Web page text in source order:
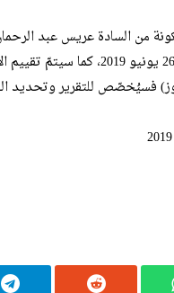
من السادة عريس عبد
البرطيع، و علي فراوي وأوبيز داركا و خالد مقدار يوم